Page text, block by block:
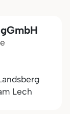
Lech